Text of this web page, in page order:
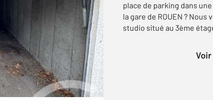
place de parking dans
la gare de ROUEN ?
studio situé au 3ème